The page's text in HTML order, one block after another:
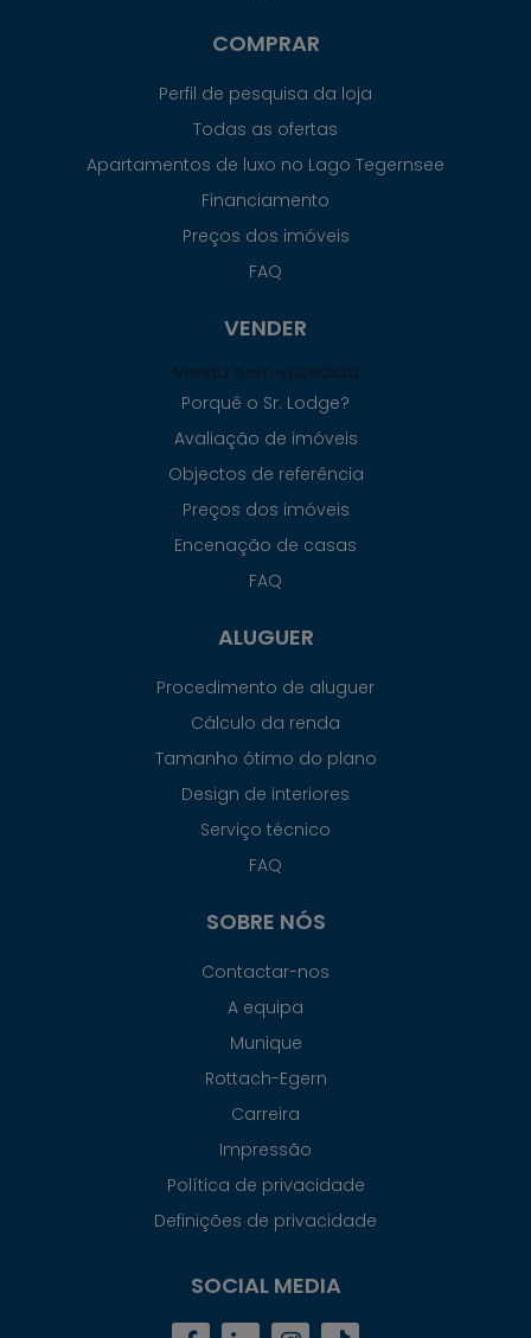
COMPRAR
Perfil de pesquisa da loja
Todas as ofertas
Apartamentos de luxo no Lago Tegernsee
Financiamento
Preços dos imóveis
FAQ
VENDER
Venda bem sucedida
Porquê o Sr. Lodge?
Avaliação de imóveis
Objectos de referência
Preços dos imóveis
Encenação de casas
FAQ
ALUGUER
Procedimento de aluguer
Cálculo da renda
Tamanho ótimo do plano
Design de interiores
Serviço técnico
FAQ
SOBRE NÓS
Contactar-nos
A equipa
Munique
Rottach-Egern
Carreira
Impressão
Política de privacidade
Definições de privacidade
SOCIAL MEDIA